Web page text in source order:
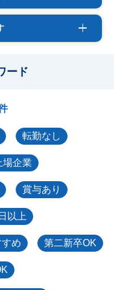
ード
転勤なし
場企業
賞与あり
以上
め 第二新卒OK